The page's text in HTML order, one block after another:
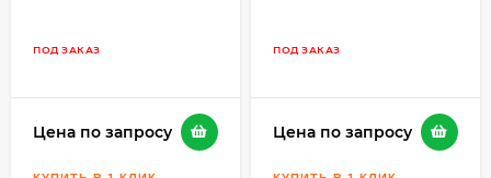
ПОД ЗАКАЗ
Цена по запросу
ПОД ЗАКАЗ
Цена по запросу